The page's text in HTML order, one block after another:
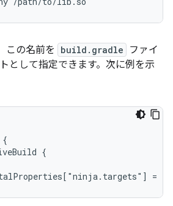
この名前を build.gradle
ファイ
として指定できます。次に例を示
{
{